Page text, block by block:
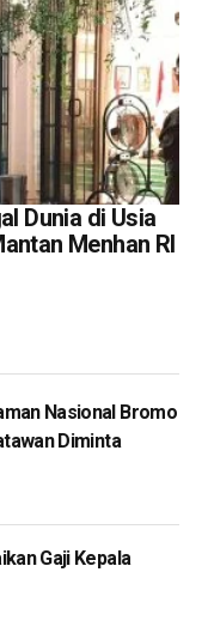
Dunia di Usia
Menhan RI
Nasional Bromo
Diminta
Gaji Kepala